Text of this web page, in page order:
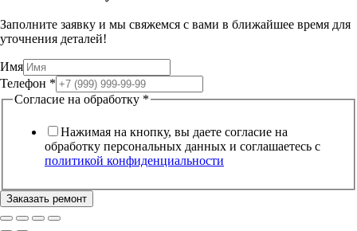
Заполните заявку и мы свяжемся с вами в ближайшее время для
уточнения деталей!
Имя
обработку
Согласие
Телефон *
Согласие на обработку *
Нажимая на кнопку, вы даете согласие на
обработку персональных данных и соглашаетесь c
политикой конфиденциальности
Заказать ремонт